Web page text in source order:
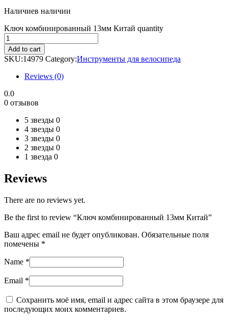
Наличиев наличии
Ключ комбинированный 13мм Китай quantity
Add to cart
SKU:14979 Category:Инструменты для велосипеда
Reviews (0)
0.0
0 отзывов
5 звезды 0
4 звезды 0
3 звезды 0
2 звезды 0
1 звезда 0
Reviews
There are no reviews yet.
Be the first to review “Ключ комбинированный 13мм Китай”
Ваш адрес email не будет опубликован. Обязательные поля
помечены *
Name *
Email *
Сохранить моё имя, email и адрес сайта в этом браузере для
последующих моих комментариев.